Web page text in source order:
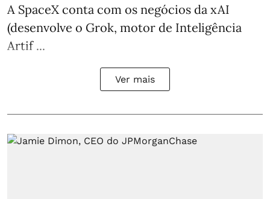
A SpaceX conta com os negócios da xAI
(desenvolve o Grok, motor de Inteligência
Artif ...
Ver mais